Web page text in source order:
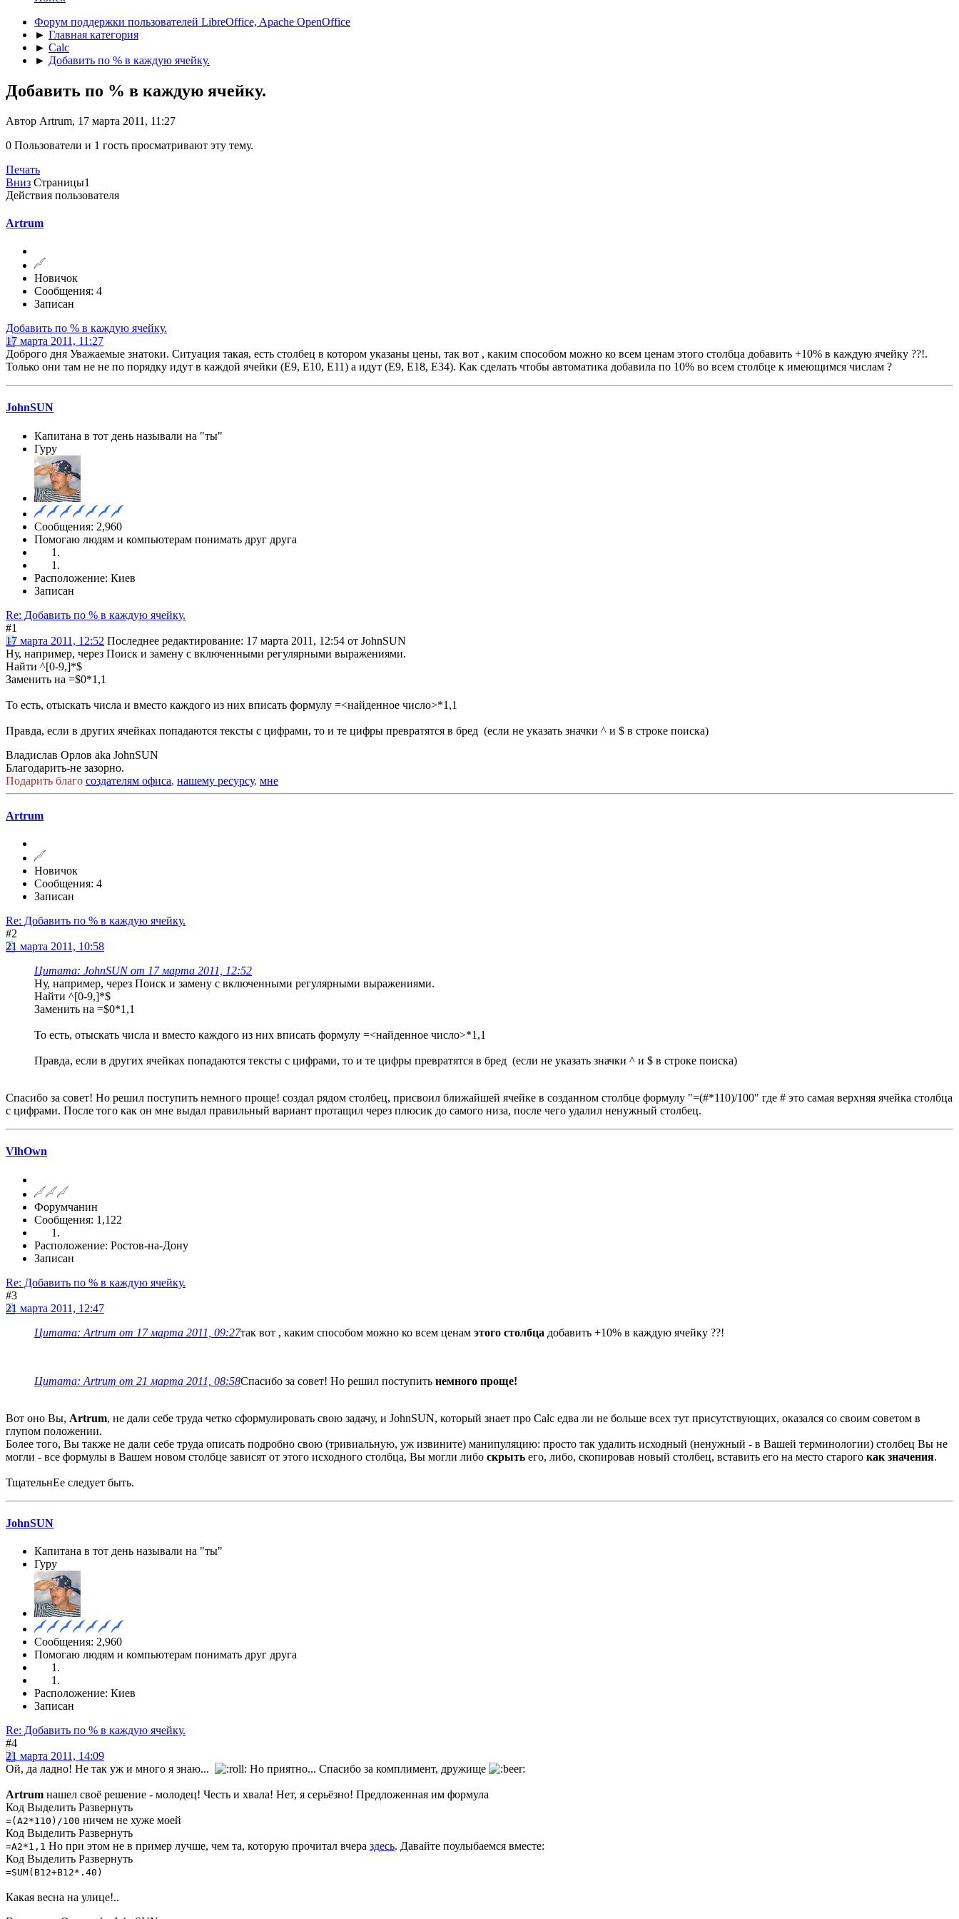
Форум поддержки пользователей LibreOffice, Apache OpenOffice
► Главная категория
► Calc
► Добавить по % в каждую ячейку.
Добавить по % в каждую ячейку.
Автор Artrum, 17 марта 2011, 11:27
0 Пользователи и 1 гость просматривают эту тему.
Печать
Вниз Страницы1
Действия пользователя
Artrum
Новичок
Сообщения: 4
Записан
Добавить по % в каждую ячейку.
17 марта 2011, 11:27
Доброго дня Уважаемые знатоки. Ситуация такая, есть столбец в котором указаны цены, так вот , каким способом можно ко всем ценам этого столбца добавить +10% в каждую ячейку ??!.
Только они там не не по порядку идут в каждой ячейки (E9, E10, E11) а идут (Е9, Е18, Е34). Как сделать чтобы автоматика добавила по 10% во всем столбце к имеющимся числам ?
JohnSUN
Капитана в тот день называли на "ты"
Гуру
Сообщения: 2,960
Помогаю людям и компьютерам понимать друг друга
Расположение: Киев
Записан
Re: Добавить по % в каждую ячейку.
#1
17 марта 2011, 12:52 Последнее редактирование: 17 марта 2011, 12:54 от JohnSUN
Ну, например, через Поиск и замену с включенными регулярными выражениями.
Найти ^[0-9,]*$
Заменить на =$0*1,1
То есть, отыскать числа и вместо каждого из них вписать формулу =<найденное число>*1,1
Правда, если в других ячейках попадаются тексты с цифрами, то и те цифры превратятся в бред (если не указать значки ^ и $ в строке поиска)
Владислав Орлов aka JohnSUN
Благодарить-не зазорно.
Подарить благо создателям офиса, нашему ресурсу, мне
Artrum
Новичок
Сообщения: 4
Записан
Re: Добавить по % в каждую ячейку.
#2
21 марта 2011, 10:58
Цитата: JohnSUN от 17 марта 2011, 12:52
Ну, например, через Поиск и замену с включенными регулярными выражениями.
Найти ^[0-9,]*$
Заменить на =$0*1,1
То есть, отыскать числа и вместо каждого из них вписать формулу =<найденное число>*1,1
Правда, если в других ячейках попадаются тексты с цифрами, то и те цифры превратятся в бред (если не указать значки ^ и $ в строке поиска)
Спасибо за совет! Но решил поступить немного проще! создал рядом столбец, присвоил ближайшей ячейке в созданном столбце формулу "=(#*110)/100" где # это самая верхняя ячейка столбца
с цифрами. После того как он мне выдал правильный вариант протащил через плюсик до самого низа, после чего удалил ненужный столбец.
VlhOwn
Форумчанин
Сообщения: 1,122
Расположение: Ростов-на-Дону
Записан
Re: Добавить по % в каждую ячейку.
#3
21 марта 2011, 12:47
Цитата: Artrum от 17 марта 2011, 09:27так вот , каким способом можно ко всем ценам этого столбца добавить +10% в каждую ячейку ??!
Цитата: Artrum от 21 марта 2011, 08:58Спасибо за совет! Но решил поступить немного проще!
Вот оно Вы, Artrum, не дали себе труда четко сформулировать свою задачу, и JohnSUN, который знает про Calc едва ли не больше всех тут присутствующих, оказался со своим советом в
глупом положении.
Более того, Вы также не дали себе труда описать подробно свою (тривиальную, уж извините) манипуляцию: просто так удалить исходный (ненужный - в Вашей терминологии) столбец Вы не
могли - все формулы в Вашем новом столбце зависят от этого исходного столбца, Вы могли либо скрыть его, либо, скопировав новый столбец, вставить его на место старого как значения.
ТщательнЕе следует быть.
JohnSUN
Капитана в тот день называли на "ты"
Гуру
Сообщения: 2,960
Помогаю людям и компьютерам понимать друг друга
Расположение: Киев
Записан
Re: Добавить по % в каждую ячейку.
#4
21 марта 2011, 14:09
Ой, да ладно! Не так уж и много я знаю...
Но приятно... Спасибо за комплимент, дружище
Artrum нашел своё решение - молодец! Честь и хвала! Нет, я серьёзно! Предложенная им формула
Код Выделить Развернуть
=(A2*110)/100 ничем не хуже моей
Код Выделить Развернуть
=A2*1,1 Но при этом не в пример лучше, чем та, которую прочитал вчера здесь. Давайте поулыбаемся вместе:
Код Выделить Развернуть
=SUM(B12+B12*.40)
Какая весна на улице!..